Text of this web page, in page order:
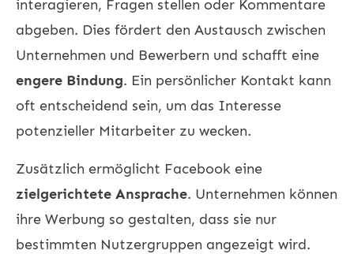
interagieren, Fragen stellen oder Kommentare
abgeben. Dies fördert den Austausch zwischen
Unternehmen und Bewerbern und schafft eine
engere Bindung. Ein persönlicher Kontakt kann
oft entscheidend sein, um das Interesse
potenzieller Mitarbeiter zu wecken.
Zusätzlich ermöglicht Facebook eine
zielgerichtete Ansprache. Unternehmen können
ihre Werbung so gestalten, dass sie nur
bestimmten Nutzergruppen angezeigt wird.